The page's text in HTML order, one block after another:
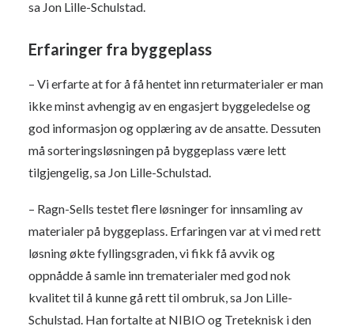
sa Jon Lille-Schulstad.
Erfaringer fra byggeplass
– Vi erfarte at for å få hentet inn returmaterialer er man
ikke minst avhengig av en engasjert byggeledelse og
god informasjon og opplæring av de ansatte. Dessuten
må sorteringsløsningen på byggeplass være lett
tilgjengelig, sa Jon Lille-Schulstad.
– Ragn-Sells testet flere løsninger for innsamling av
materialer på byggeplass. Erfaringen var at vi med rett
løsning økte fyllingsgraden, vi fikk få avvik og
oppnådde å samle inn trematerialer med god nok
kvalitet til å kunne gå rett til ombruk, sa Jon Lille-
Schulstad. Han fortalte at NIBIO og Treteknisk i den